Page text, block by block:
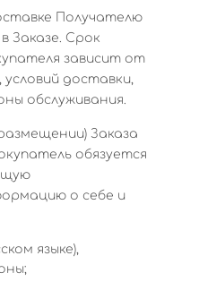
Получателю
Заказе. Срок
зависит от
условий доставки,
обслуживания.
Заказа
обязуется
о себе и
языке),